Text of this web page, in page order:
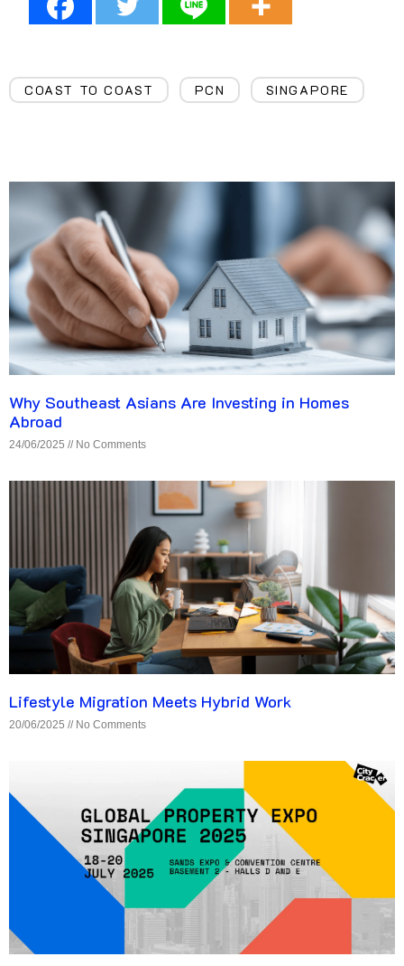
COAST TO COAST PCN SINGAPORE
Why Southeast Asians Are Investing in Homes
Abroad
24/06/2025 No Comments
Lifestyle Migration Meets Hybrid Work
20/06/2025 No Comments